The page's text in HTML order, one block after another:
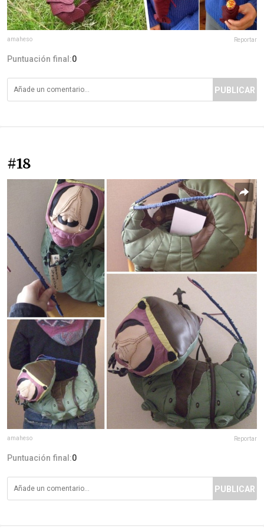
amaheso Reportar
Puntuación final:0
PUBLICAR
#18
amaheso Reportar
Puntuación final:0
PUBLICAR